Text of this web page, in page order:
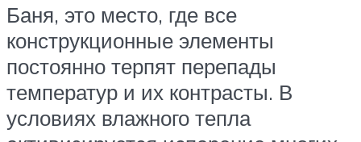
Баня, это место, где все
конструкционные элементы
постоянно терпят перепады
температур и их контрасты. В
условиях влажного тепла